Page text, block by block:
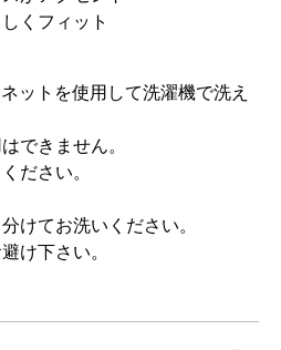
くフィット
ットを使用して洗濯機で洗え
できません。
ださい。
けてお洗いください。
け下さい。